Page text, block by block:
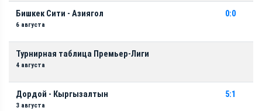
Бишкек Сити - Азиягол
6 августа
0:0
Турнирная таблица Премьер-Лиги
4 августа
Дордой - Кыргызалтын
3 августа
5:1